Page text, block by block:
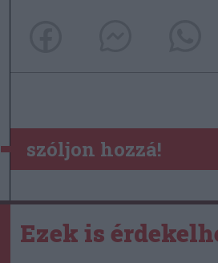
szóljon hozzá!
Ezek is